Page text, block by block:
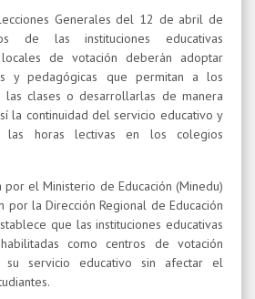
Generales del 12 de abril de
de las instituciones educativas
de votación deberán adoptar
y pedagógicas que permitan a los
las clases o desarrollarlas de manera
la continuidad del servicio educativo y
las horas lectivas en los colegios
por el Ministerio de Educación (Minedu)
por la Dirección Regional de Educación
que las instituciones educativas
como centros de votación
su servicio educativo sin afectar el